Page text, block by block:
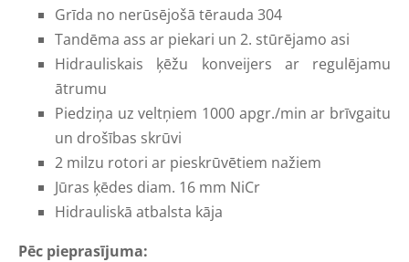
Grīda no nerūsējošā tērauda 304
Tandēma ass ar piekari un 2. stūrējamo asi
Hidrauliskais ķēžu konveijers ar regulējamu
ātrumu
Piedziņa uz veltņiem 1000 apgr./min ar brīvgaitu
un drošības skrūvi
2 milzu rotori ar pieskrūvētiem nažiem
Jūras ķēdes diam. 16 mm NiCr
Hidrauliskā atbalsta kāja
Pēc pieprasījuma: